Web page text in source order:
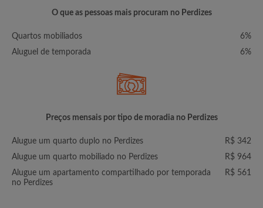
O que as pessoas mais procuram no Perdizes
Quartos mobiliados
6%
Aluguel de temporada
6%
Preços mensais por tipo de moradia no Perdizes
Alugue um quarto duplo no Perdizes
R$ 342
Alugue um quarto mobiliado no Perdizes
R$ 964
Alugue um apartamento compartilhado por temporada
no Perdizes
R$ 561